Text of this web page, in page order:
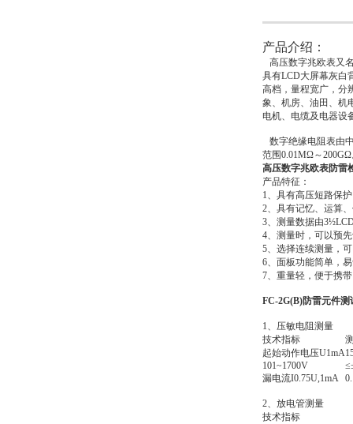
产品介绍：
高压数字兆欧表又
具有LCD大屏幕灰白
高档，量程宽广，分
象、机房、油田、机
电机、电缆及电器设
数字绝缘电阻表由
范围0.01MΩ～
高压数字兆欧表防雷
产品特征：
1、具有高压短路保
2、具有记忆、运算
3、测量数据由
4、测量时，可以预
5、选择连续测量，
6、面板功能简单，
7、重量轻，便于携
FC-2G(B)防雷元件测
1、压敏电阻测量
技术指标
起始动作电压U1mA
101~1700V
漏电流I0.75U,1mA
2、放电管测量
技术指标